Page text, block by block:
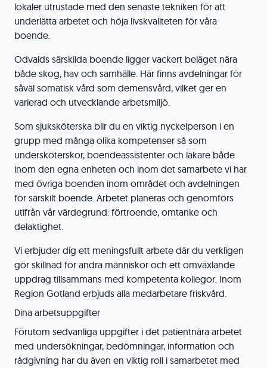
lokaler utrustade med den senaste tekniken för att
underlätta arbetet och höja livskvaliteten för våra
boende.
Odvalds särskilda boende ligger vackert beläget nära
både skog, hav och samhälle. Här finns avdelningar för
såväl somatisk vård som demensvård, vilket ger en
varierad och utvecklande arbetsmiljö.
Som sjuksköterska blir du en viktig nyckelperson i en
grupp med många olika kompetenser så som
undersköterskor, boendeassistenter och läkare både
inom den egna enheten och inom det samarbete vi har
med övriga boenden inom området och avdelningen
för särskilt boende. Arbetet planeras och genomförs
utifrån vår värdegrund: förtroende, omtanke och
delaktighet.
Vi erbjuder dig ett meningsfullt arbete där du verkligen
gör skillnad för andra människor och ett omväxlande
uppdrag tillsammans med kompetenta kollegor. Inom
Region Gotland erbjuds alla medarbetare friskvård.
Dina arbetsuppgifter
Förutom sedvanliga uppgifter i det patientnära arbetet
med undersökningar, bedömningar, information och
rådgivning har du även en viktig roll i samarbetet med